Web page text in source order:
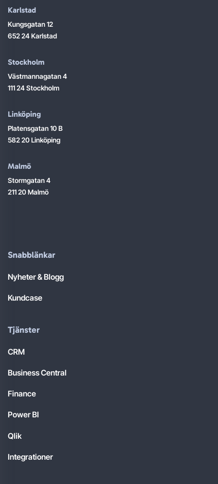
Karlstad
Kungsgatan 12
652 24 Karlstad
Stockholm
Västmannagatan 4
111 24 Stockholm
Linköping
Platensgatan 10 B
582 20 Linköping
Malmö
Stormgatan 4
211 20 Malmö
Snabblänkar
Nyheter & Blogg
Kundcase
Tjänster
CRM
Business Central
Finance
Power BI
Qlik
Integrationer